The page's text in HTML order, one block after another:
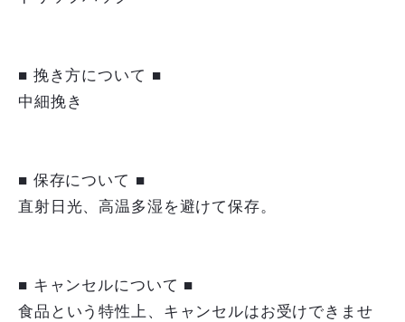
■ 挽き方について ■
中細挽き
■ 保存について ■
直射日光、高温多湿を避けて保存。
■ キャンセルについて ■
食品という特性上、キャンセルはお受けできませ